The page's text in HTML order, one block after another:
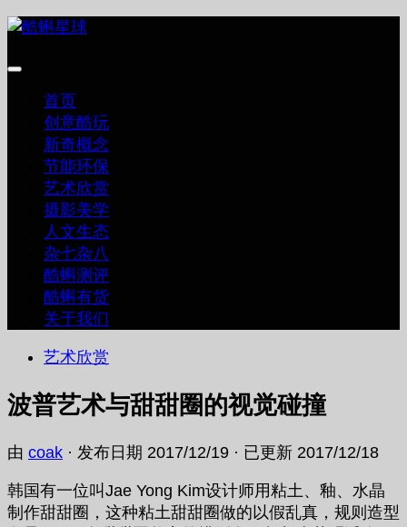
跳
内
首页
创意酷玩
新奇概念
节能环保
艺术欣赏
摄影美学
人文生态
杂七杂八
酷蝌测评
酷蝌有货
关于我们
艺术欣赏
波普艺术与甜甜圈的视觉碰撞
由 coak · 发布日期 2017/12/19 · 已更新 2017/12/18
韩国有一位叫Jae Yong Kim设计师用粘土、釉、水晶
制作甜甜圈，这种粘土甜甜圈做的以假乱真，规则造型